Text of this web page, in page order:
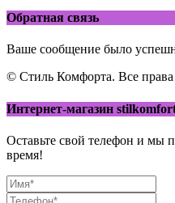
Обратная связь
Ваше сообщение было
© Стиль Комфорта. Все
Интернет-магазин
Оставьте свой телефон и мы
время!